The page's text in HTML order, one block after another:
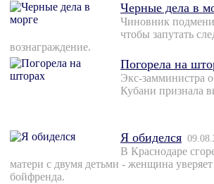
Черные дела в
Чиновник
чтобы запутать
вознаграждение.
Погорела на
Экс-замминистра
Кубани признала
Я обиделся
В Краснодаре
матери с двумя детьми - женщина
бойфренда.